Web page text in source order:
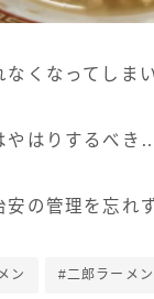
なくなってしま
やはりするべき
安の管理を忘れ
ン #二郎ラーメン